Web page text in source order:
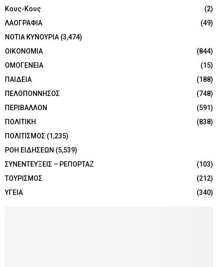
Κους-Κους
(2)
ΛΑΟΓΡΑΦΙΑ
(49)
ΝΟΤΙΑ ΚΥΝΟΥΡΙΑ (3,474)
ΟΙΚΟΝΟΜΙΑ
(844)
ΟΜΟΓΕΝΕΙΑ
(15)
ΠΑΙΔΕΙΑ
(188)
ΠΕΛΟΠΟΝΝΗΣΟΣ
(748)
ΠΕΡΙΒΑΛΛΟΝ
(591)
ΠΟΛΙΤΙΚΗ
(838)
ΠΟΛΙΤΙΣΜΟΣ (1,235)
ΡΟΗ ΕΙΔΗΣΕΩΝ (5,539)
ΣΥΝΕΝΤΕΥΞΕΙΣ – ΡΕΠΟΡΤΑΖ
(103)
ΤΟΥΡΙΣΜΟΣ
(212)
ΥΓΕΙΑ
(340)